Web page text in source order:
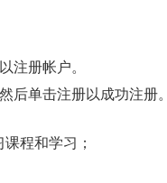
注册帐户。
后单击注册以成功注册。
程和学习；